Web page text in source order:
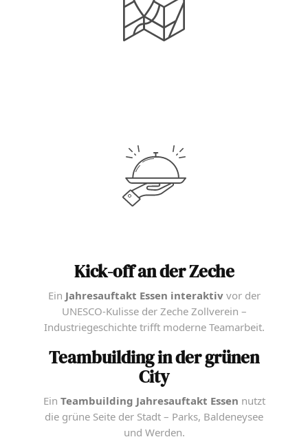
Kick-off an der Zeche
Ein Jahresauftakt Essen interaktivvor der
UNESCO-Kulisse der Zeche Zollverein –
Industriegeschichte trifft moderne Teamarbeit.
Teambuilding in der grünen
City
Ein Teambuilding Jahresauftakt Essen nutzt
die grüne Seite der Stadt – Parks, Baldeneysee
und Werden.